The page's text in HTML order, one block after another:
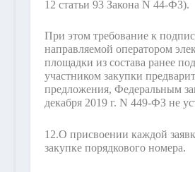
12 статьи 93 Закона N 44-ФЗ).
При этом требование к
направляемой оператором
площадки из состава ранее
участником закупки
предложения, Федеральным
декабря 2019 г. N 449-ФЗ не
12.О присвоении каждой
закупке порядкового номера.